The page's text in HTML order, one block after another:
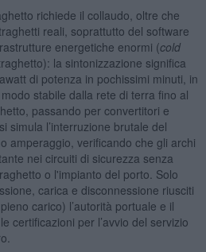
richiede il collaudo, oltre che
reali, soprattutto del software
energetiche enormi (cold
la sintonizzazione significa
di potenza in pochissimi minuti, in
stabile dalla rete di terra fino al
passando per convertitori e
simula l’interruzione brutale del
amperaggio, verificando che gli archi
nei circuiti di sicurezza senza
o l'impianto del porto. Solo
carica e disconnessione riusciti
carico) l’autorità portuale e il
certificazioni per l’avvio del servizio